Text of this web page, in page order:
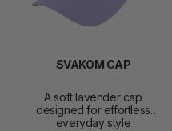
SVAKOM CAP
A soft lavender cap
designed for effortless
everyday style